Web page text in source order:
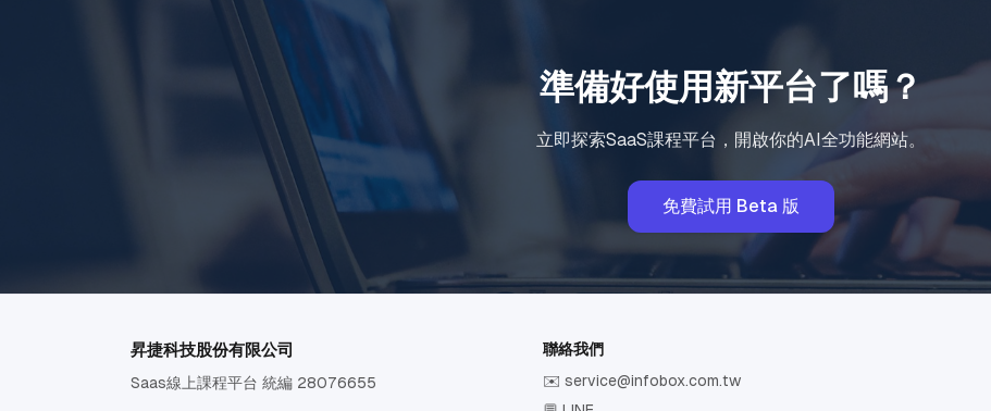
準備好使用新平台了嗎？
立即探索SaaS課程平台，開啟你的AI全功能網站。
免費試用 Beta 版
昇捷科技股份有限公司
Saas線上課程平台 統編 28076655
聯絡我們
✉️ service@infobox.com.tw